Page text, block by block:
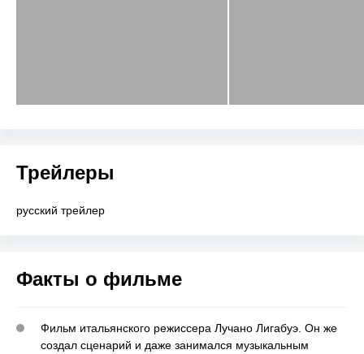
Трейлеры
русский трейлер
Факты о фильме
Фильм итальянского режиссера Лучано Лигабуэ. Он же
создал сценарий и даже занимался музыкальным